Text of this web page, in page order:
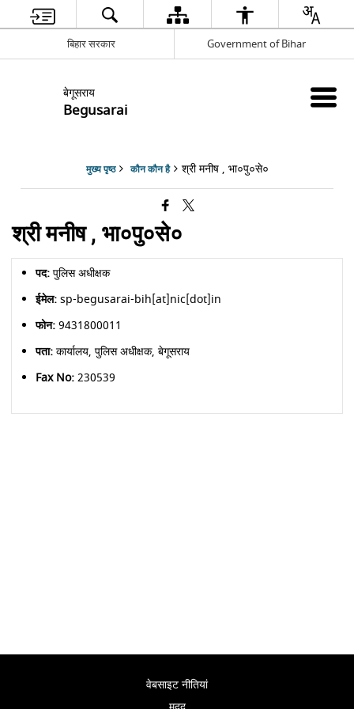
बिहार सरकार Government of Bihar
बेगूसराय
Begusarai
मुख्य पृष्ठ कौन कौन है श्री मनीष , भा०पु०से०
श्री मनीष , भा०पु०से०
पद: पुलिस अधीक्षक
ईमेल: sp-begusarai-bih[at]nic[dot]in
फोन: 9431800011
पता: कार्यालय, पुलिस अधीक्षक, बेगूसराय
Fax No: 230539
वेबसाइट नीतियां